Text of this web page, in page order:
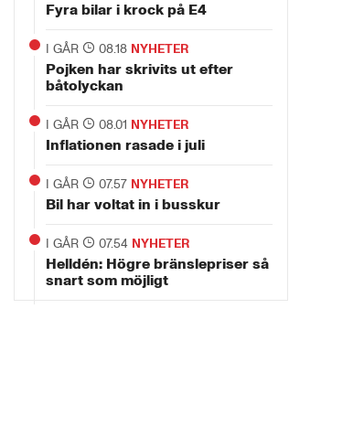
Fyra bilar i krock på E4
I GÅR 08.18 NYHETER
Pojken har skrivits ut efter
båtolyckan
I GÅR 08.01 NYHETER
Inflationen rasade i juli
I GÅR 07.57 NYHETER
Bil har voltat in i busskur
I GÅR 07.54 NYHETER
Helldén: Högre bränslepriser så
snart som möjligt